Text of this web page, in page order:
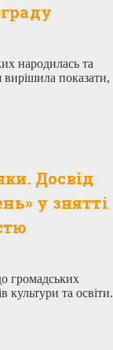
народилась та
вирішила показати,
Досвід
у знятті
громадських
культури та освіти.